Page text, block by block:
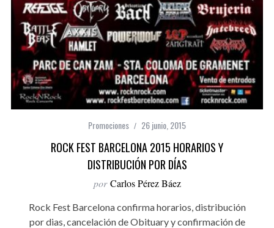
Promociones 26 junio, 2015
ROCK FEST BARCELONA 2015 HORARIOS Y
DISTRIBUCIÓN POR DÍAS
por Carlos Pérez Báez
Rock Fest Barcelona confirma horarios, distribución
por dias, cancelación de Obituary y confirmación de